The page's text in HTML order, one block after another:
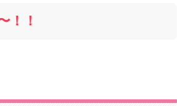
！！